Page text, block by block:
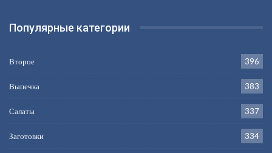
Популярные категории
Второе 396
Выпечка 383
Салаты 337
Заготовки 334